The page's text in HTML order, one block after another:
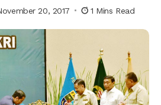
20, 2017 1 Mins Read